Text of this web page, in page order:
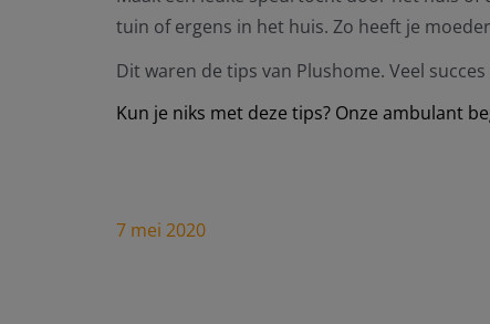
tuin of ergens in het huis. Zo heeft je
Dit waren de tips van Plushome. Veel
Kun je niks met deze tips? Onze ambulant
7 mei 2020